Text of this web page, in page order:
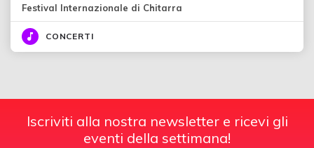
Festival Internazionale di Chitarra
CONCERTI
Iscriviti alla nostra newsletter e ricevi gli
eventi della settimana!